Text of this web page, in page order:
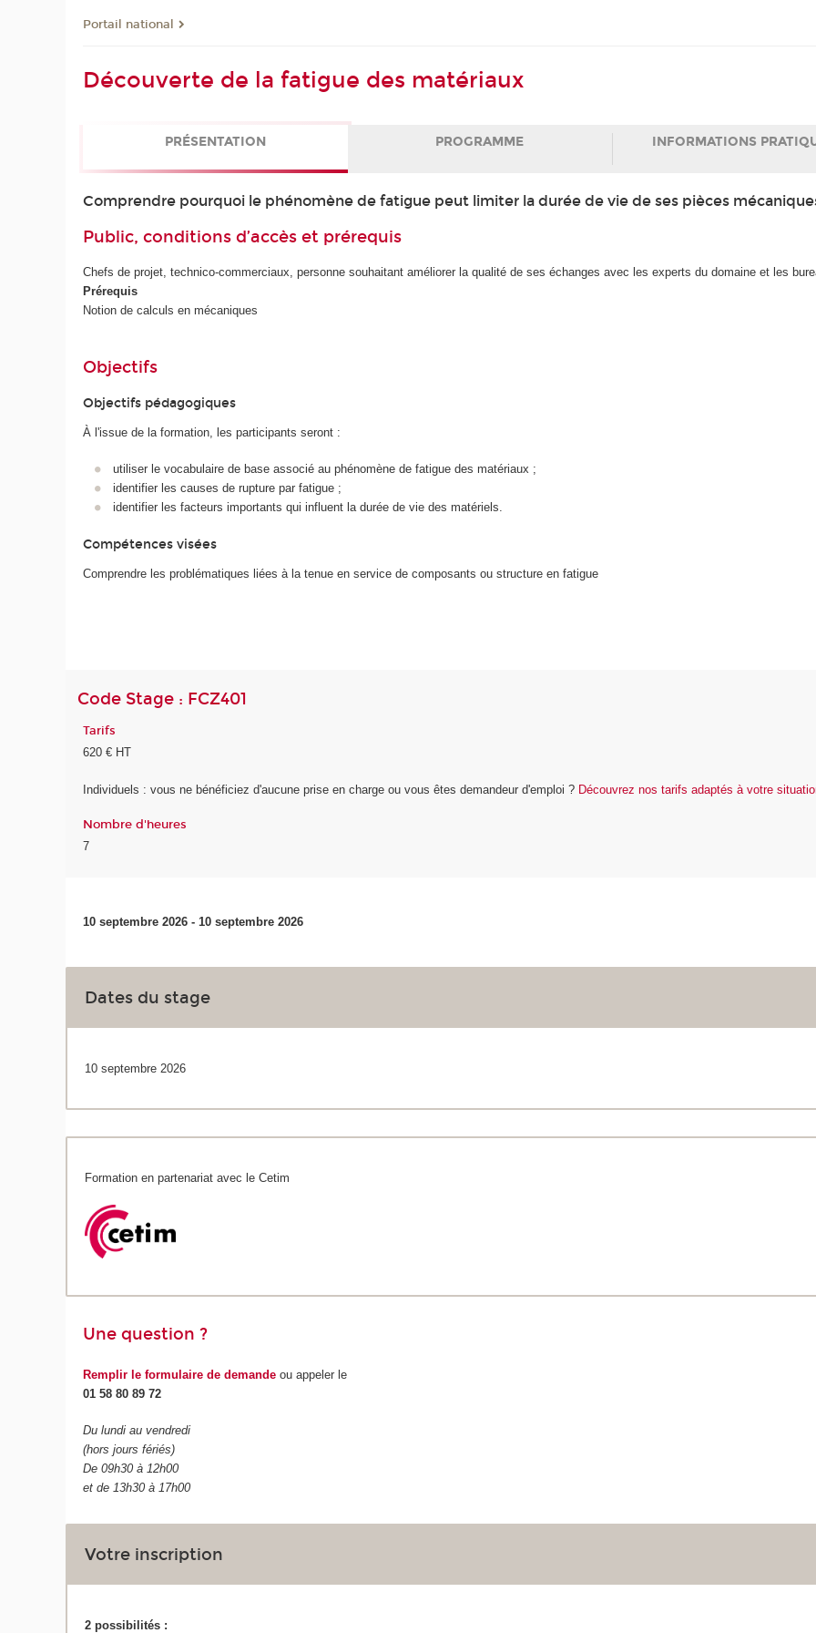
Portail national
Découverte de la fatigue des matériaux
PRÉSENTATION PROGRAMME INFORMATIONS
Comprendre pourquoi le phénomène de fatigue peut limiter la durée de vie de ses pièces
Public, conditions d’accès et prérequis
Chefs de projet, technico-commerciaux, personne souhaitant améliorer la qualité de ses échanges avec les experts du domaine et les
Prérequis
Notion de calculs en mécaniques
Objectifs
Objectifs pédagogiques
À l'issue de la formation, les participants seront :
utiliser le vocabulaire de base associé au phénomène de fatigue des matériaux ;
identifier les causes de rupture par fatigue ;
identifier les facteurs importants qui influent la durée de vie des matériels.
Compétences visées
Comprendre les problématiques liées à la tenue en service de composants ou structure en fatigue
Code Stage : FCZ401
Tarifs
620 € HT
Individuels : vous ne bénéficiez d'aucune prise en charge ou vous êtes demandeur d'emploi ? Découvrez nos tarifs adaptés à votre
Nombre d'heures
7
10 septembre 2026 - 10 septembre 2026
Dates du stage
10 septembre 2026
Formation en partenariat avec le Cetim
Une question ?
Remplir le formulaire de demande ou appeler le
01 58 80 89 72
Du lundi au vendredi
(hors jours fériés)
De 09h30 à 12h00
et de 13h30 à 17h00
Votre inscription
2 possibilités :